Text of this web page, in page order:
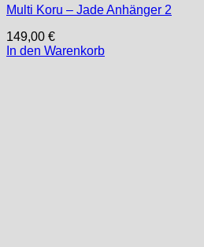
Multi Koru – Jade Anhänger 2
149,00 €
In den Warenkorb